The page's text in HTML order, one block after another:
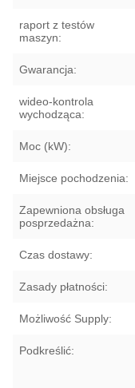
raport z testów
maszyn:
Gwarancja:
wideo-kontrola
wychodząca:
Moc (kW):
Miejsce pochodzenia:
Zapewniona obsługa
posprzedażna:
Czas dostawy:
Zasady płatności:
Możliwość Supply:
Podkreślić: